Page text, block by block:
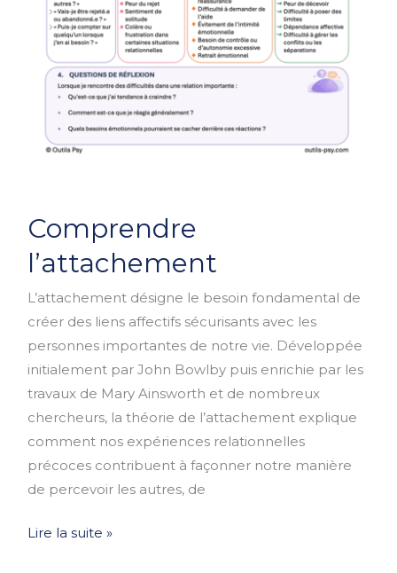
Comprendre
l’attachement
L’attachement désigne le besoin fondamental de
créer des liens affectifs sécurisants avec les
personnes importantes de notre vie. Développée
initialement par John Bowlby puis enrichie par les
travaux de Mary Ainsworth et de nombreux
chercheurs, la théorie de l’attachement explique
comment nos expériences relationnelles
précoces contribuent à façonner notre manière
de percevoir les autres, de
l’attachement
Lire la suite »